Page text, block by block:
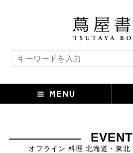
EVENT
オフライン 料理 北海道・東